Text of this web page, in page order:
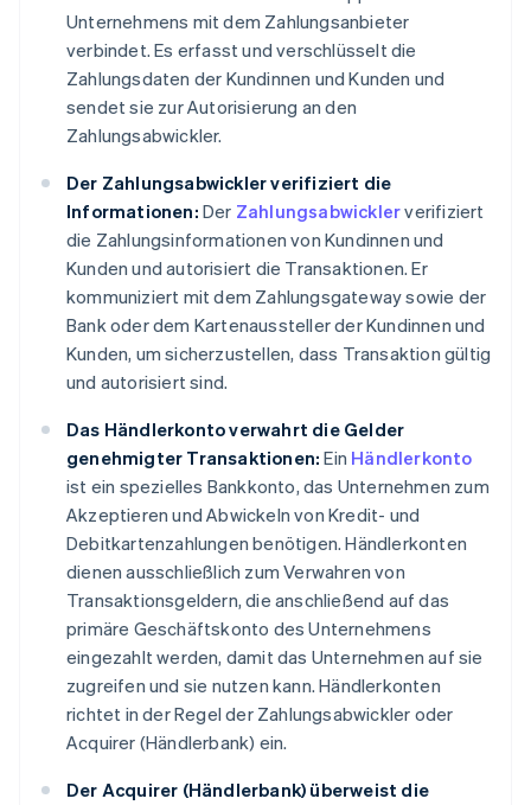
Unternehmens mit dem Zahlungsanbieter
verbindet. Es erfasst und verschlüsselt die
Zahlungsdaten der Kundinnen und Kunden und
sendet sie zur Autorisierung an den
Zahlungsabwickler.
Der Zahlungsabwickler verifiziert die
Informationen: Der Zahlungsabwicklerverifiziert
die Zahlungsinformationen von Kundinnen und
Kunden und autorisiert die Transaktionen. Er
kommuniziert mit dem Zahlungsgateway sowie der
Bank oder dem Kartenaussteller der Kundinnen und
Kunden, um sicherzustellen, dass Transaktion gültig
und autorisiert sind.
Das Händlerkonto verwahrt die Gelder
genehmigter Transaktionen: Ein Händlerkonto
ist ein spezielles Bankkonto, das Unternehmen zum
Akzeptieren und Abwickeln von Kredit- und
Debitkartenzahlungen benötigen. Händlerkonten
dienen ausschließlich zum Verwahren von
Transaktionsgeldern, die anschließend auf das
primäre Geschäftskonto des Unternehmens
eingezahlt werden, damit das Unternehmen auf sie
zugreifen und sie nutzen kann. Händlerkonten
richtet in der Regel der Zahlungsabwickler oder
Acquirer (Händlerbank) ein.
Der Acquirer (Händlerbank) überweist die